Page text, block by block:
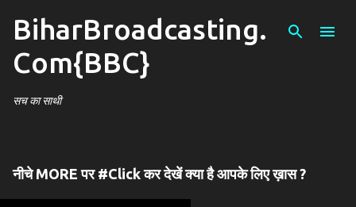
Skip to main content
BiharBroadcasting.
Com{BBC}
सच का साथी
नीचे MORE पर #Click कर देखें क्या है आपके लिए ख़ास ?